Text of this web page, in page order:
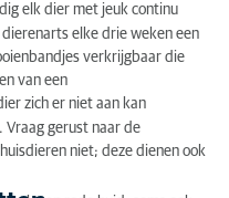
elk dier met jeuk continu
elke drie weken een
verkrijgbaar die
van een
zich er niet aan kan
gerust naar de
niet; deze dienen ook